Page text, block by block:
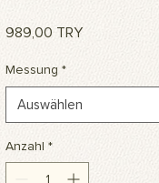
989,00 TRYPreis
Messung *
Auswählen
Anzahl *